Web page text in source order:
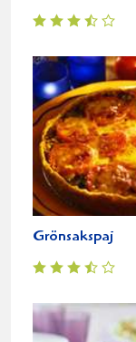
Grönsakspaj